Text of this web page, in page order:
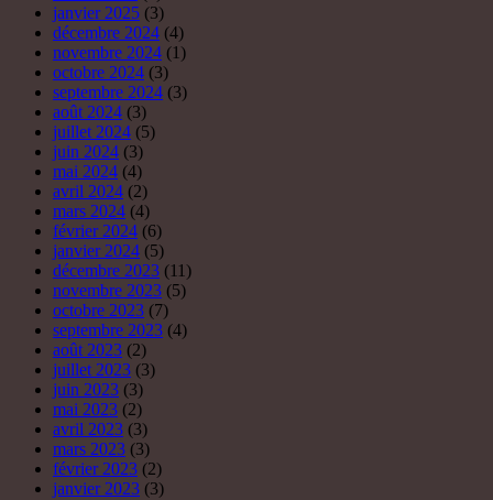
janvier 2025 (3)
décembre 2024 (4)
novembre 2024 (1)
octobre 2024 (3)
septembre 2024 (3)
août 2024 (3)
juillet 2024 (5)
juin 2024 (3)
mai 2024 (4)
avril 2024 (2)
mars 2024 (4)
février 2024 (6)
janvier 2024 (5)
décembre 2023 (11)
novembre 2023 (5)
octobre 2023 (7)
septembre 2023 (4)
août 2023 (2)
juillet 2023 (3)
juin 2023 (3)
mai 2023 (2)
avril 2023 (3)
mars 2023 (3)
février 2023 (2)
janvier 2023 (3)